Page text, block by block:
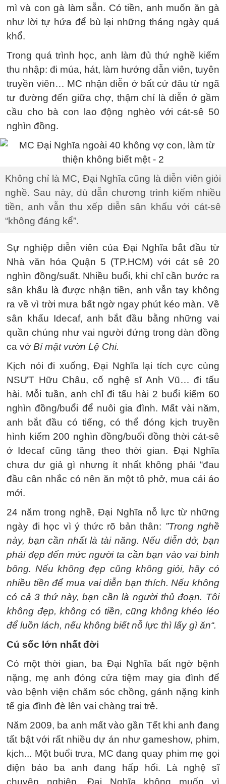
mì và con gà làm sẵn. Có tiền, anh muốn ăn gà
như lời tự hứa để bù lại những tháng ngày quá
khổ.
Trong quá trình học, anh làm đủ thứ nghề kiếm
thu nhập: đi múa, hát, làm hướng dẫn viên, tuyên
truyền viên… MC nhận diễn ở bất cứ đâu từ ngã
tư đường đến giữa chợ, thậm chí là diễn ở gầm
cầu cho bà con lao động nghèo với cát-sê 50
nghìn đồng.
Không chỉ là MC, Đại Nghĩa cũng là diễn viên giỏi
nghề. Sau này, dù dẫn chương trình kiếm nhiều
tiền, anh vẫn thu xếp diễn sân khấu với cát-sê
“không đáng kể”.
Sự nghiệp diễn viên của Đại Nghĩa bắt đầu từ
Nhà văn hóa Quận 5 (TP.HCM) với cát sê 20
nghìn đồng/suất. Nhiều buổi, khi chỉ cần bước ra
sân khấu là được nhận tiền, anh vẫn tay không
ra về vì trời mưa bất ngờ ngay phút kéo màn. Về
sân khấu Idecaf, anh bắt đầu bằng những vai
quần chúng như vai người đứng trong dàn đồng
ca vở Bí mật vườn Lệ Chi.
Kịch nói đi xuống, Đại Nghĩa lại tích cực cùng
NSƯT Hữu Châu, cố nghệ sĩ Anh Vũ… đi tấu
hài. Mỗi tuần, anh chỉ đi tấu hài 2 buổi kiếm 60
nghìn đồng/buổi để nuôi gia đình. Mất vài năm,
anh bắt đầu có tiếng, có thể đóng kịch truyền
hình kiếm 200 nghìn đồng/buổi đồng thời cát-sê
ở Idecaf cũng tăng theo thời gian. Đại Nghĩa
chưa dư giả gì nhưng ít nhất không phải “đau
đầu cân nhắc có nên ăn một tô phở, mua cái áo
mới.
24 năm trong nghề, Đại Nghĩa nỗ lực từ những
ngày đi học vì ý thức rõ bản thân: ”Trong nghề
này, bạn cần nhất là tài năng. Nếu diễn dở, bạn
phải đẹp đến mức người ta cần bạn vào vai bình
bông. Nếu không đẹp cũng không giỏi, hãy có
nhiều tiền để mua vai diễn bạn thích. Nếu không
có cả 3 thứ này, bạn cần là người thủ đoạn. Tôi
không đẹp, không có tiền, cũng không khéo léo
để luồn lách, nếu không biết nỗ lực thì lấy gì ăn“.
Cú sốc lớn nhất đời
Có một thời gian, ba Đại Nghĩa bất ngờ bệnh
nặng, mẹ anh đóng cửa tiệm may gia đình để
vào bệnh viện chăm sóc chồng, gánh nặng kinh
tế gia đình đè lên vai chàng trai trẻ.
Năm 2009, ba anh mất vào gần Tết khi anh đang
tất bật với rất nhiều dự án như gameshow, phim,
kịch... Một buổi trưa, MC đang quay phim mẹ gọi
điện báo ba anh đang hấp hối. Là nghệ sĩ
chuyên nghiệp, Đại Nghĩa không muốn vì